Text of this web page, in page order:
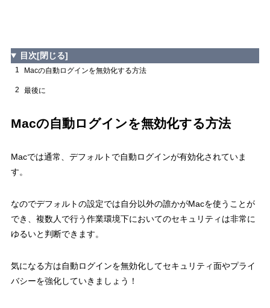
目次[閉じる]
1 Macの自動ログインを無効化する方法
2 最後に
Macの自動ログインを無効化する方法
Macでは通常、デフォルトで自動ログインが有効化されていま
す。
なのでデフォルトの設定では自分以外の誰かがMacを使うことが
でき、複数人で行う作業環境下においてのセキュリティは非常に
ゆるいと判断できます。
気になる方は自動ログインを無効化してセキュリティ面やプライ
バシーを強化していきましょう！